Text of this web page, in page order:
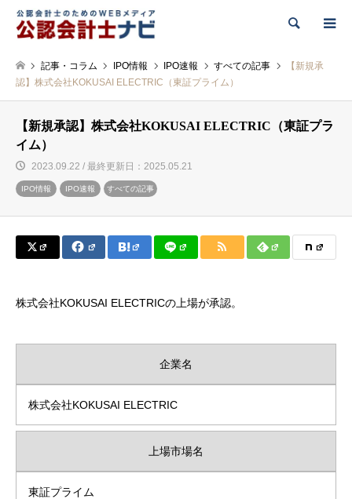
検索
記事・コラム IPO情報 IPO速報 すべての記事
【新規承
認】株式会社KOKUSAI ELECTRIC（東証プライム）
【新規承認】株式会社KOKUSAI ELECTRIC（東証プラ
イム）
2023.09.22 / 最終更新日：2025.05.21
IPO情報 IPO速報 すべての記事
株式会社KOKUSAI ELECTRICの上場が承認。
企業名
株式会社KOKUSAI ELECTRIC
上場市場名
東証プライム